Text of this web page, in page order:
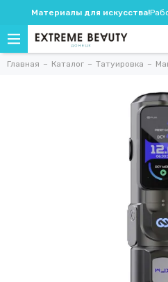
Материалы для искусства!
Главная Каталог Татуировка